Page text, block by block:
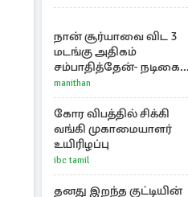
நான் சூர்யாவை விட 3
மடங்கு அதிகம்
சம்பாதித்தேன்- நடிகை
ஜோதிகா
manithan
கோர விபத்தில் சிக்கி
வங்கி முகாமையாளர்
உயிரிழப்பு
ibc tamil
தனது இறந்த குட்டியின்